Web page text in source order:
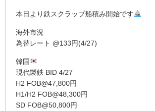
本日より鉄スクラップ船積み開始です
海外市況
為替レート @133円(4/27)
韓国
現代製鉄 BID 4/27
H2 FOB@47,800円
H1/H2 FOB@48,300円
SD FOB@50,800円